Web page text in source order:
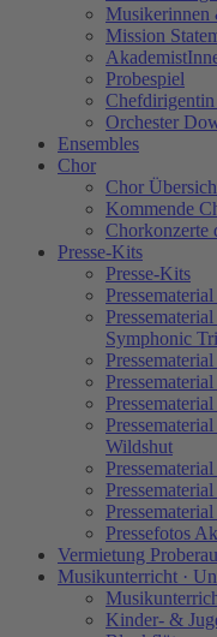
Mission
Probespiel
Orchester
Ensembles
Chor
Chor
Kommende
Chorkonzerte
Presse-Kits
Presse-Kits
Symphonic
Wildshut
Pressefotos
Vermietung
Musikunterricht ·
Kinder- &